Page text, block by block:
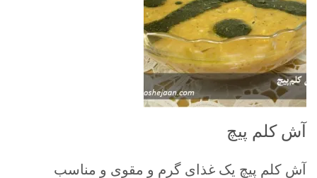
آش کلم پیچ
آش کلم پیچ یک غذای گرم و مقوی و مناسب